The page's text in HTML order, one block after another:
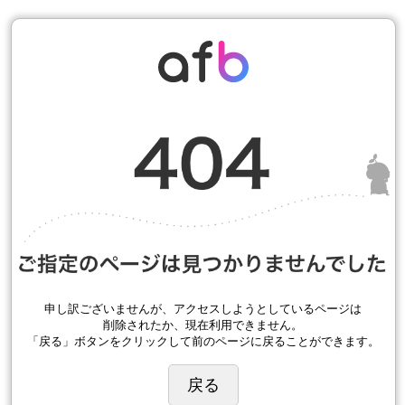
申し訳ございませんが、アクセスしようとしているページは
削除されたか、現在利用できません。
「戻る」ボタンをクリックして前のページに戻ることができます。
戻る